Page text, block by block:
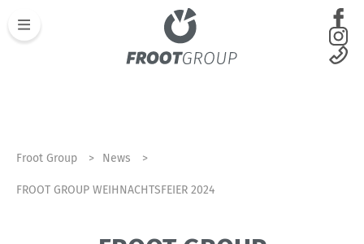
Froot Group News
FROOT GROUP WEIHNACHTSFEIER 2024